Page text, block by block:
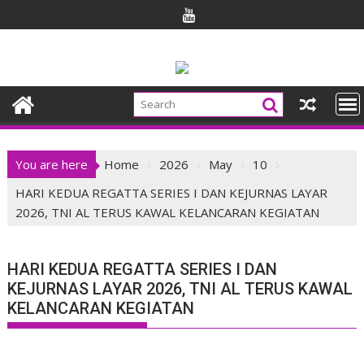
to
You are here Home 2026 May
10
HARI KEDUA REGATTA SERIES I DAN KEJURNAS LAYAR
2026, TNI AL TERUS KAWAL KELANCARAN KEGIATAN
HARI KEDUA REGATTA SERIES I DAN
KEJURNAS LAYAR 2026, TNI AL TERUS KAWAL
KELANCARAN KEGIATAN